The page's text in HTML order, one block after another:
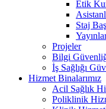
Etik
Staj
Projeler
Bilgi
İş Sağlığı
Hizmet Binalarımız
Acil Sağlık
Poliklinik